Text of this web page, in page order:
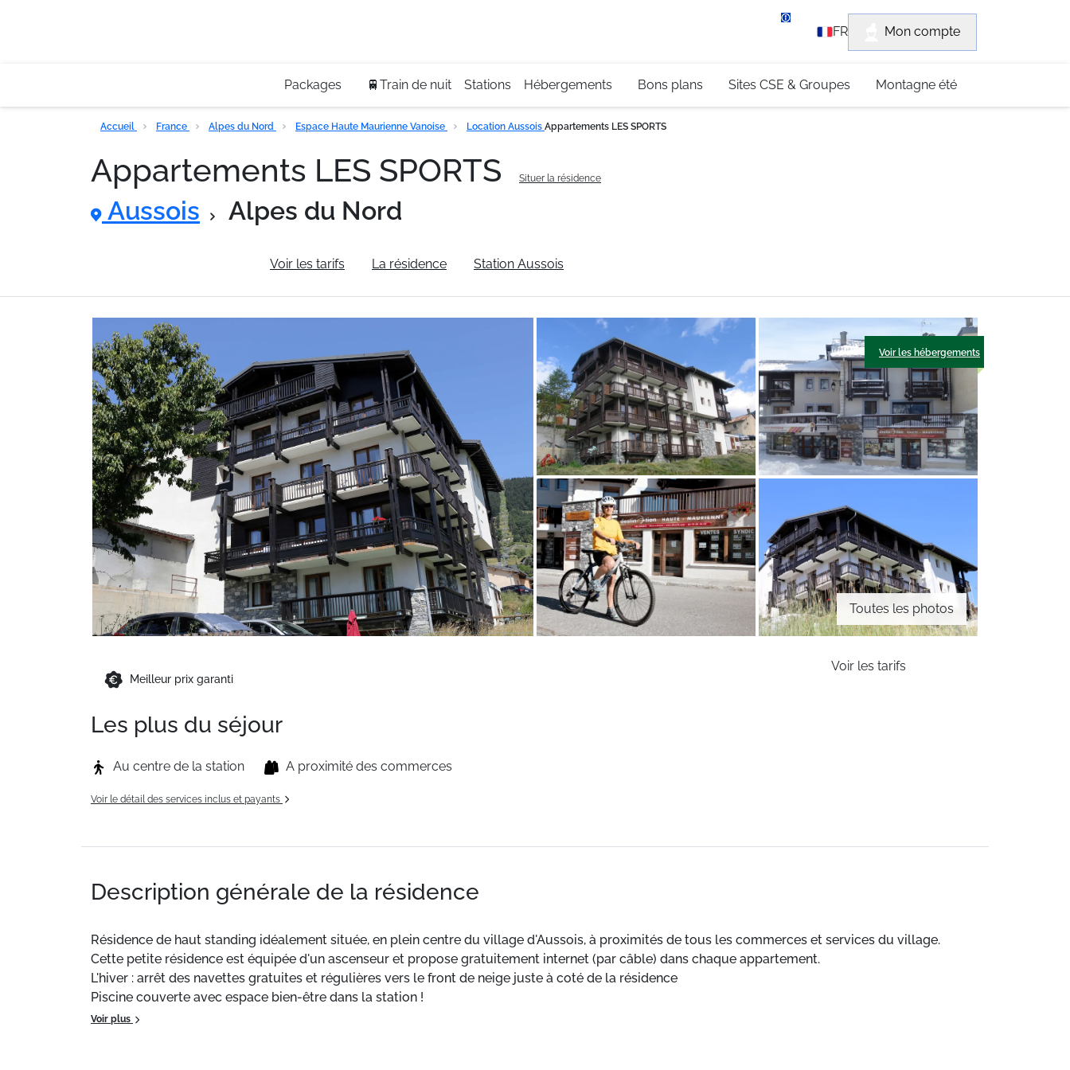
+33 (0)4 79 96 30 69
FR Mon compte
Packages 🚆Train de nuit Stations Hébergements Bons plans Sites CSE & Groupes Montagne été
Accueil France Alpes du Nord Espace Haute Maurienne Vanoise Location Aussois Appartements LES SPORTS
Appartements LES SPORTS Situer la résidence
Aussois Alpes du Nord
Voir les tarifs La résidence Station Aussois
Toutes les photos
Voir les hébergements
Meilleur prix garanti
Voir les tarifs
Les plus du séjour
Au centre de la station A proximité des commerces
Voir le détail des services inclus et payants
Description générale de la résidence
Résidence de haut standing idéalement située, en plein centre du village d'Aussois, à proximités de tous les commerces et services du village.
Cette petite résidence est équipée d'un ascenseur et propose gratuitement internet (par câble) dans chaque appartement.
L'hiver : arrêt des navettes gratuites et régulières vers le front de neige juste à coté de la résidence
Piscine couverte avec espace bien-être dans la station !
Possibilité de louer des draps à l'agence.
Voir plus